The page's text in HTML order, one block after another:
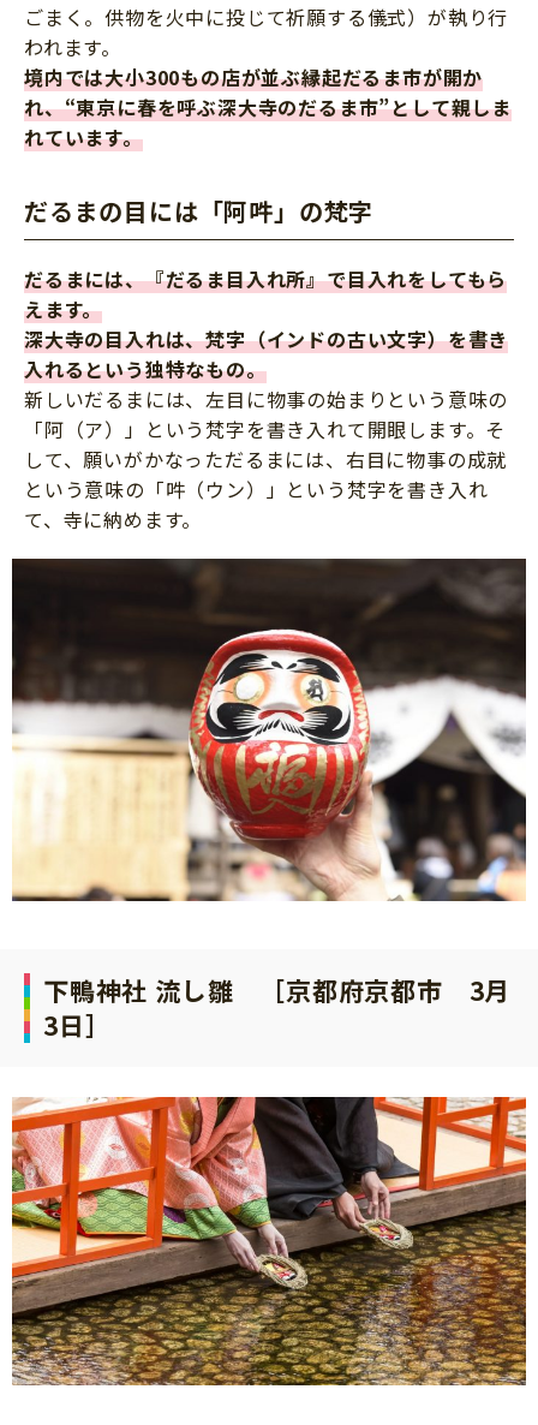
ごまく。供物を火中に投じて祈願する儀式）が執り行
われます。
境内では大小300もの店が並ぶ縁起だるま市が開か
れ、“東京に春を呼ぶ深大寺のだるま市”として親しま
れています。
だるまの目には「阿吽」の梵字
だるまには、『だるま目入れ所』で目入れをしてもら
えます。
深大寺の目入れは、梵字（インドの古い文字）を書き
入れるという独特なもの。
新しいだるまには、左目に物事の始まりという意味の
「阿（ア）」という梵字を書き入れて開眼します。そ
して、願いがかなっただるまには、右目に物事の成就
という意味の「吽（ウン）」という梵字を書き入れ
て、寺に納めます。
下鴨神社 流し雛 ［京都府京都市 3月
3日］